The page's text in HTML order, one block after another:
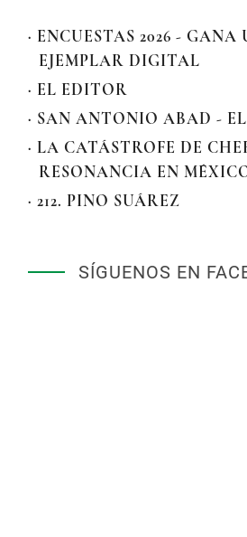
· ENCUESTAS 2026 - GANA
EJEMPLAR DIGITAL
· EL EDITOR
· SAN ANTONIO ABAD -
· LA CATÁSTROFE DE
RESONANCIA EN
· 212. PINO SUÁREZ
SÍGUENOS EN